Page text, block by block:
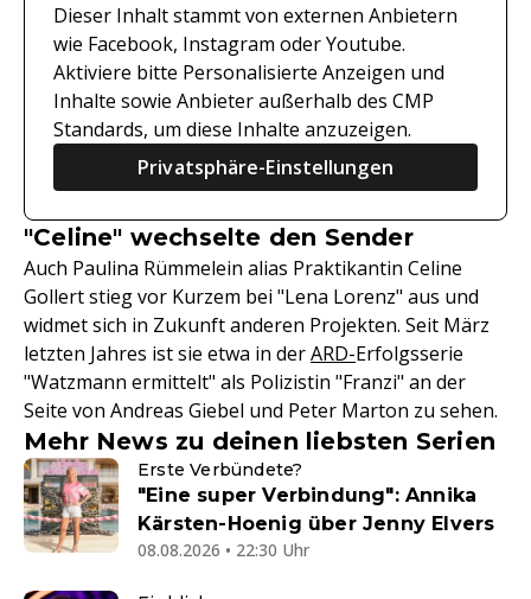
Dieser Inhalt stammt von externen Anbietern
wie Facebook, Instagram oder Youtube.
Aktiviere bitte Personalisierte Anzeigen und
Inhalte sowie Anbieter außerhalb des CMP
Standards, um diese Inhalte anzuzeigen.
Privatsphäre-Einstellungen
"Celine" wechselte den Sender
Auch Paulina Rümmelein alias Praktikantin Celine
Gollert stieg vor Kurzem bei "Lena Lorenz" aus und
widmet sich in Zukunft anderen Projekten. Seit März
letzten Jahres ist sie etwa in derARD-Erfolgsserie
"Watzmann ermittelt" als Polizistin "Franzi" an der
Seite von Andreas Giebel und Peter Marton zu sehen.
Mehr News zu deinen liebsten Serien
Erste Verbündete?
"Eine super Verbindung": Annika
Kärsten-Hoenig über Jenny Elvers
08.08.2026 • 22:30 Uhr